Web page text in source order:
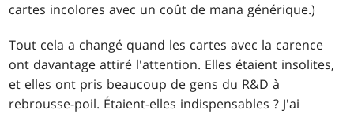
cartes incolores avec un coût de mana générique.)
Tout cela a changé quand les cartes avec la carence
ont davantage attiré l'attention. Elles étaient insolites,
et elles ont pris beaucoup de gens du R&D à
rebrousse-poil. Étaient-elles indispensables ? J'ai